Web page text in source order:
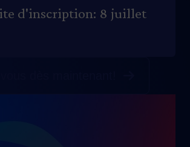
d'inscription: 8 juillet